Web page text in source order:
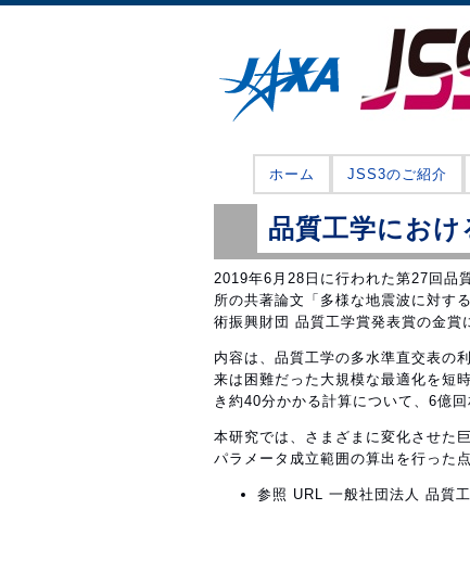
ホーム JSS3のご紹介
品質工学にお
2019年6月28日に行われた第27回品
所の共著論文「多様な地震波に対す
術振興財団 品質工学賞発表賞の金賞
内容は、品質工学の多水準直交表の
来は困難だった大規模な最適化を短
き約40分かかる計算について、6億
本研究では、さまざまに変化させた
パラメータ成立範囲の算出を行った
参照 URL 一般社団法人 品質